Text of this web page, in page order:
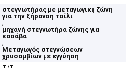
στεγνωτήρας με μεταγωγική ζώνη
για την ξήρανση τσίλι
,
μηχανή στεγνωτήρα ζώνης για
κασάβα
,
Μεταγωγός στεγνώσεων
χρυσαμβίων με εγγύηση